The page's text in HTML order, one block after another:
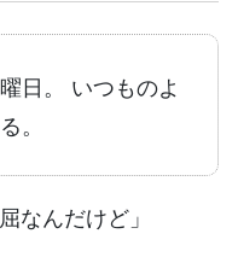
日。 いつものよ
。
なんだけど」